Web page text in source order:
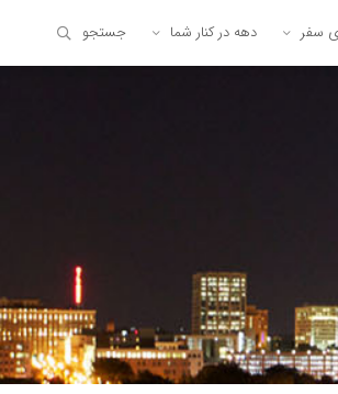
سفر دهه در کنار شما جستجو